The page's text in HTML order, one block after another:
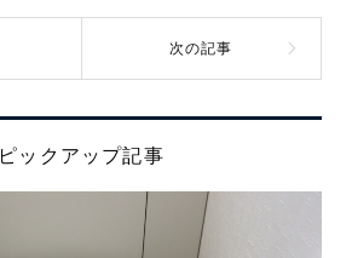
ピックアップ記事